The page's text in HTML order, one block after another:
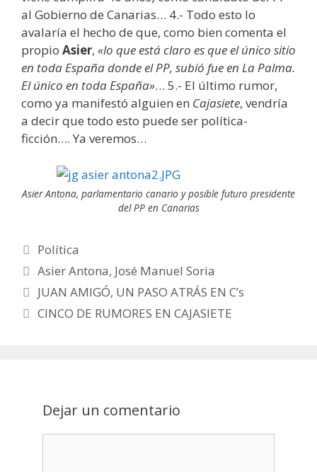
al Gobierno de Canarias… 4.- Todo esto lo
avalaría el hecho de que, como bien comenta el
propio Asier, «lo que está claro es que el único sitio
en toda España donde el PP, subió fue en La Palma.
El único en toda España»… 5.- El último rumor,
como ya manifestó alguien en Cajasiete, vendría
a decir que todo esto puede ser política-
ficción…. Ya veremos…
Asier Antona, parlamentario canario y posible futuro presidente
del PP en Canarias
Categorías
Política
Etiquetas
Asier Antona, José Manuel Soria
Post
navigation
JUAN AMIGÓ, UN PASO ATRÁS EN C’s
CINCO DE RUMORES EN CAJASIETE
Dejar un comentario